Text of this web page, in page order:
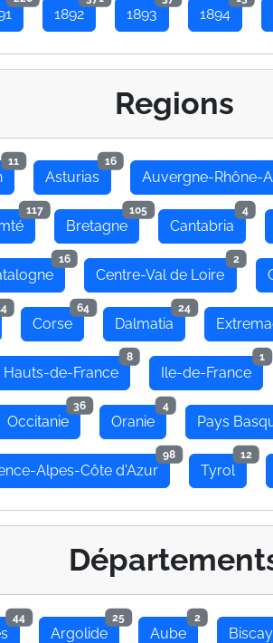
1892 1893 1894
Regions
11
Asturias
16
Auvergne-Rhône-
117
Bretagne
105
Cantabria
4
16
Centre-Val de Loire
2
Corse
64
Dalmatia
24
Hauts-de-France
8
Ile-de-France
1
Occitanie
36
Oranie
4
Pays
Alpes-Côte d'Azur
98
Tyrol
12
44
Argolide
25
Aube
2